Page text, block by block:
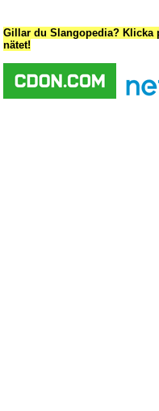
Gillar du Slangopedia? Klicka
nätet!